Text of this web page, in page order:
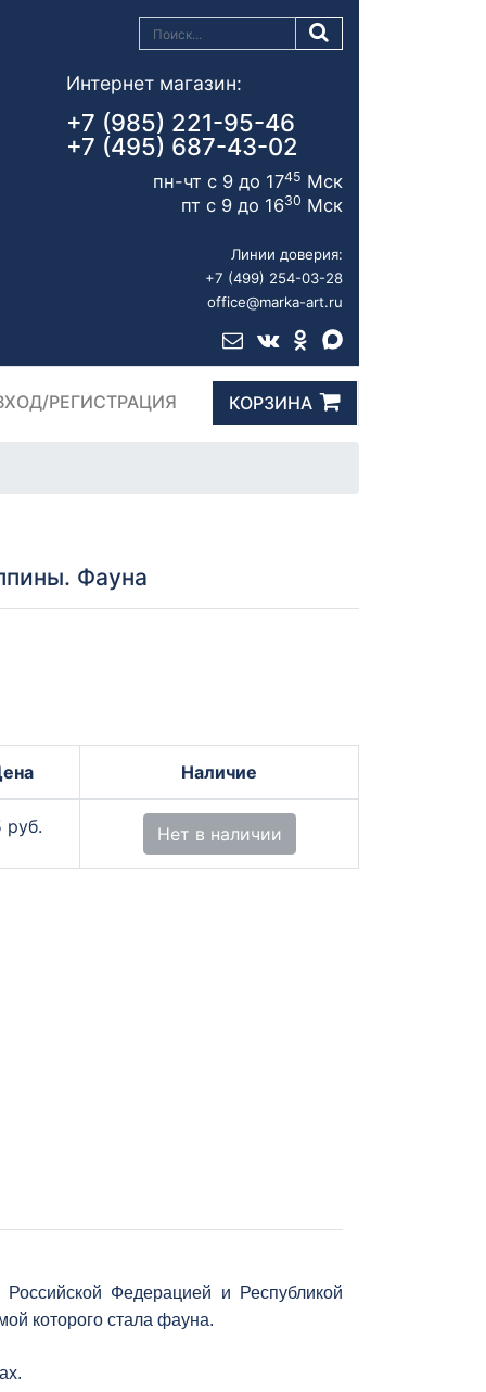
Интернет магазин:
+7 (985) 221-95-46
+7 (495) 687-43-02
пн-чт с 9 до 1745 Мск
пт с 9 до 1630 Мск
Линии доверия:
+7 (499) 254-03-28
office@marka-art.ru
РЕГИСТРАЦИЯ КОРЗИНА
Фауна
Наличие
руб. Нет в наличии
Федерацией и Республикой
которого стала фауна.